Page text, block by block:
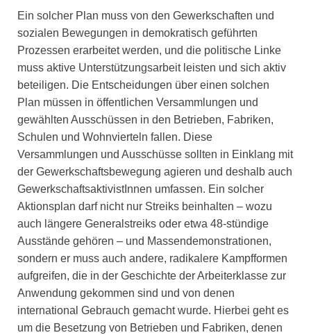
Ein solcher Plan muss von den Gewerkschaften und
sozialen Bewegungen in demokratisch geführten
Prozessen erarbeitet werden, und die politische Linke
muss aktive Unterstützungsarbeit leisten und sich aktiv
beteiligen. Die Entscheidungen über einen solchen
Plan müssen in öffentlichen Versammlungen und
gewählten Ausschüssen in den Betrieben, Fabriken,
Schulen und Wohnvierteln fallen. Diese
Versammlungen und Ausschüsse sollten in Einklang mit
der Gewerkschaftsbewegung agieren und deshalb auch
GewerkschaftsaktivistInnen umfassen. Ein solcher
Aktionsplan darf nicht nur Streiks beinhalten – wozu
auch längere Generalstreiks oder etwa 48-stündige
Ausstände gehören – und Massendemonstrationen,
sondern er muss auch andere, radikalere Kampfformen
aufgreifen, die in der Geschichte der Arbeiterklasse zur
Anwendung gekommen sind und von denen
international Gebrauch gemacht wurde. Hierbei geht es
um die Besetzung von Betrieben und Fabriken, denen